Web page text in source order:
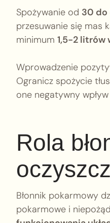
Spożywanie od 30 do
przesuwanie się mas
minimum 1,5-2 litrów
Wprowadzenie
Ogranicz spożycie
one negatywny
Rola
Błonnik pokarmowy
pokarmowe i